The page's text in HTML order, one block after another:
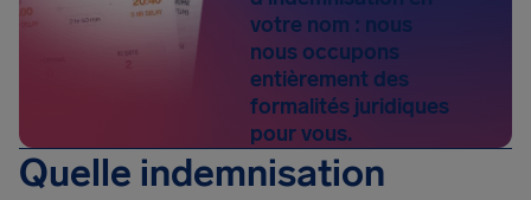
votre nom : nous
nous occupons
entièrement des
formalités juridiques
pour vous.
Quelle indemnisation